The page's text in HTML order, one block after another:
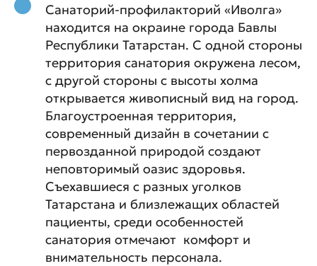
Санаторий-профилакторий «Иволга»
находится на окраине города Бавлы
Республики Татарстан. С одной стороны
территория санатория окружена лесом,
с другой стороны с высоты холма
открывается живописный вид на город.
Благоустроенная территория,
современный дизайн в сочетании с
первозданной природой создают
неповторимый оазис здоровья.
Съехавшиеся с разных уголков
Татарстана и близлежащих областей
пациенты, среди особенностей
санатория отмечают комфорт и
внимательность персонала.